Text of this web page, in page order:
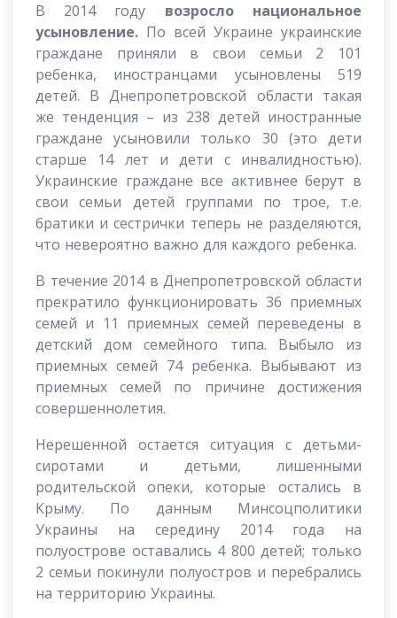
В 2014 году возросло национальное
усыновление. По всей Украине украинские
граждане приняли в свои семьи 2 101
ребенка, иностранцами усыновлены 519
детей. В Днепропетровской области такая
же тенденция – из 238 детей иностранные
граждане усыновили только 30 (это дети
старше 14 лет и дети с инвалидностью).
Украинские граждане все активнее берут в
свои семьи детей группами по трое, т.е.
братики и сестрички теперь не разделяются,
что невероятно важно для каждого ребенка.
В течение 2014 в Днепропетровской области
прекратило функционировать 36 приемных
семей и 11 приемных семей переведены в
детский дом семейного типа. Выбыло из
приемных семей 74 ребенка. Выбывают из
приемных семей по причине достижения
совершеннолетия.
Нерешенной остается ситуация с детьми-
сиротами и детьми, лишенными
родительской опеки, которые остались в
Крыму. По данным Минсоцполитики
Украины на середину 2014 года на
полуострове оставались 4 800 детей; только
2 семьи покинули полуостров и перебрались
на территорию Украины.